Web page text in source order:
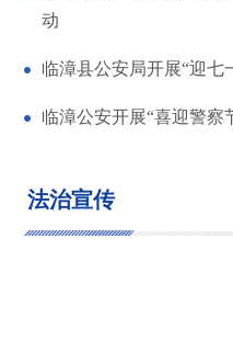
动
临漳县公安局开展“迎七
临漳公安开展“喜迎警察
法治宣传